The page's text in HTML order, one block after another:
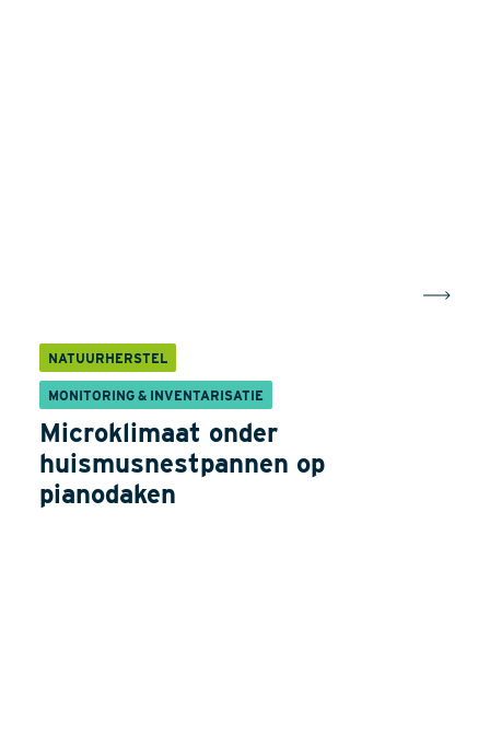
NATUURHERSTEL
MONITORING & INVENTARISATIE
Microklimaat onder
huismusnestpannen op
pianodaken